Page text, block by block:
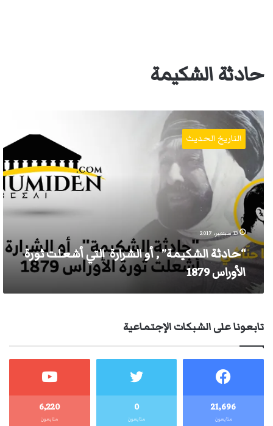
حادثة الشكيمة
“حادثة
الشكيمة”
,
أو
الشرارة
التي
أشعلت
ثورة
الأوراس
1879
التاريخ الحديث
13 سبتمبر، 2017
“حادثة الشكيمة” , أو الشرارة التي أشعلت ثورة
الأوراس 1879
تابعونا على الشبكات الإجتماعية
21٬696
متابعون
0
متابعون
6٬220
متابعون